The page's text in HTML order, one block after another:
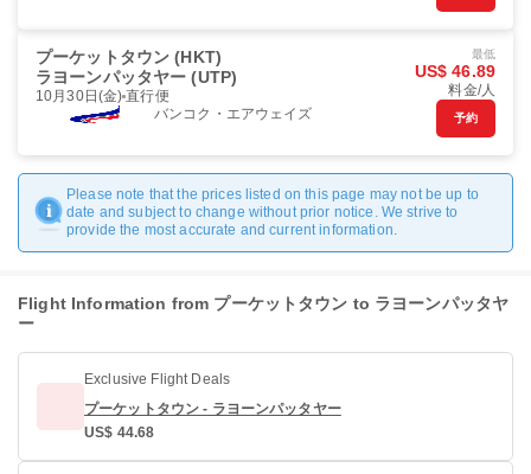
プーケットタウン (HKT)
ラヨーンパッタヤー (UTP)
10月30日(金) 直行便
バンコク・エアウェイズ
最低
US$ 46.89
料金/人
予約
Please note that the prices listed on this page may not be up to
date and subject to change without prior notice. We strive to
provide the most accurate and current information.
Flight Information from プーケットタウン to ラヨーンパッタヤ
ー
Exclusive Flight Deals
プーケットタウン - ラヨーンパッタヤー
US$ 44.68